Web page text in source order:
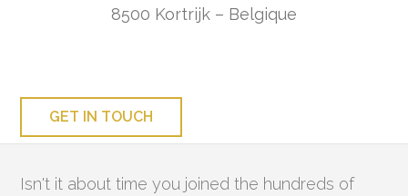
8500 Kortrijk – Belgique
GET IN TOUCH
Isn't it about time you joined the hundreds of